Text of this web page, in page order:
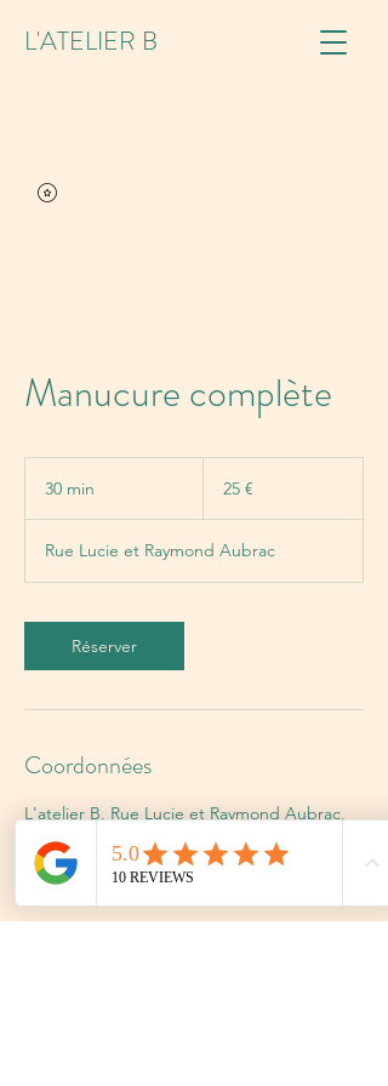
L'ATELIER B
Manucure complète
30 min
i
n
25 €
Rue Lucie et Raymond Aubrac
Réserver
Coordonnées
L'atelier B, Rue Lucie et Raymond Aubrac,
Murviel-lès-Montpellier, France
0636903036
l4telierb@gmail.com